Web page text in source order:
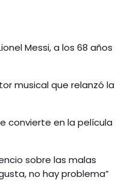
Messi, a los 68 años
musical que relanzó la
convierte en la película
sobre las malas
no hay problema”